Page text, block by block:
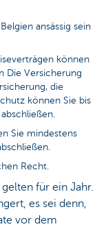
ansässig sein
können
Die Versicherung
die
können Sie bis
Sie mindestens
Recht.
für ein Jahr.
es sei denn,
vor dem